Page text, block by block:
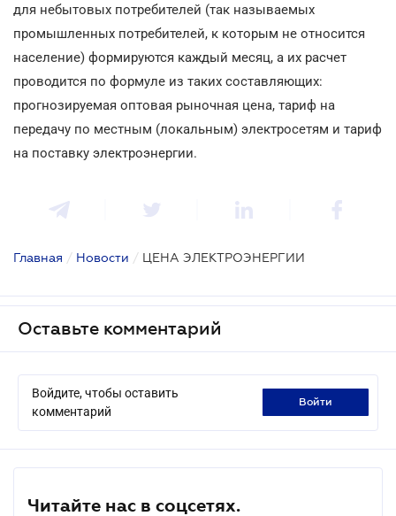
для небытовых потребителей (так называемых
промышленных потребителей, к которым не относится
население) формируются каждый месяц, а их расчет
проводится по формуле из таких составляющих:
прогнозируемая оптовая рыночная цена, тариф на
передачу по местным (локальным) электросетям и тариф
на поставку электроэнергии.
Главная / Новости / ЦЕНА ЭЛЕКТРОЭНЕРГИИ
Оставьте комментарий
Войдите, чтобы оставить
комментарий
войти
Читайте нас в соцсетях.